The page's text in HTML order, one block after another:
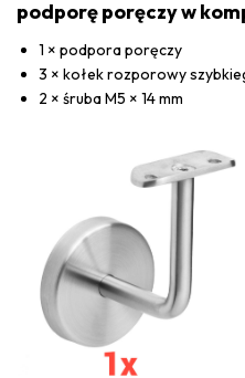
podporę poręczy w
1 × podpora poręczy
3 × kołek rozporowy
2 × śruba M5 × 14 mm